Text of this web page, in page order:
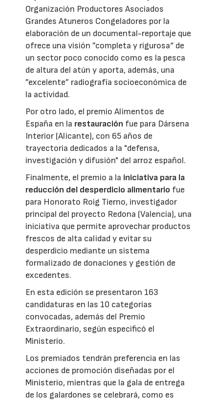
Organización Productores Asociados
Grandes Atuneros Congeladores por la
elaboración de un documental-reportaje que
ofrece una visión ”completa y rigurosa“ de
un sector poco conocido como es la pesca
de altura del atún y aporta, además, una
”excelente” radiografía socioeconómica de
la actividad.
Por otro lado, el premio Alimentos de
España en la restauración fue para Dársena
Interior (Alicante), con 65 años de
trayectoria dedicados a la "defensa,
investigación y difusión" del arroz español.
Finalmente, el premio a la iniciativa para la
reducción del desperdicio alimentario fue
para Honorato Roig Tierno, investigador
principal del proyecto Redona (Valencia), una
iniciativa que permite aprovechar productos
frescos de alta calidad y evitar su
desperdicio mediante un sistema
formalizado de donaciones y gestión de
excedentes.
En esta edición se presentaron 163
candidaturas en las 10 categorías
convocadas, además del Premio
Extraordinario, según especificó el
Ministerio.
Los premiados tendrán preferencia en las
acciones de promoción diseñadas por el
Ministerio, mientras que la gala de entrega
de los galardones se celebrará, como es